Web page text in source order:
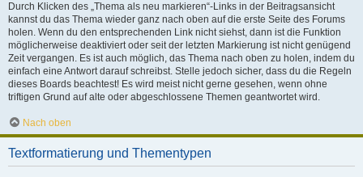
Durch Klicken des „Thema als neu markieren“-Links in der Beitragsansicht
kannst du das Thema wieder ganz nach oben auf die erste Seite des Forums
holen. Wenn du den entsprechenden Link nicht siehst, dann ist die Funktion
möglicherweise deaktiviert oder seit der letzten Markierung ist nicht genügend
Zeit vergangen. Es ist auch möglich, das Thema nach oben zu holen, indem du
einfach eine Antwort darauf schreibst. Stelle jedoch sicher, dass du die Regeln
dieses Boards beachtest! Es wird meist nicht gerne gesehen, wenn ohne
triftigen Grund auf alte oder abgeschlossene Themen geantwortet wird.
Nach oben
Textformatierung und Thementypen